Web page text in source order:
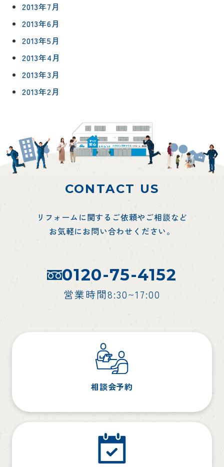
2013年7月
2013年6月
2013年5月
2013年4月
2013年3月
2013年2月
CONTACT US
リフォームに関するご依頼やご相談など
お気軽にお問い合わせください。
0120-75-4152
営業時間8:30~17:00
相談会予約